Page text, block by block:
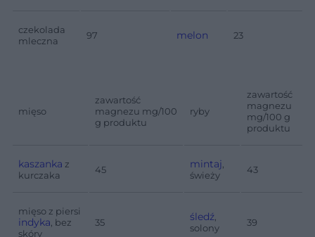
czekolada
mleczna
97 melon 23
mięso
zawartość
magnezu mg/100
g produktu
ryby
zawartość
magnezu
mg/100 g
produktu
kaszanka z
kurczaka
45 mintaj
świeży
43
mięso z piersi
indyka , bez
skóry
35 śledź
solony
39